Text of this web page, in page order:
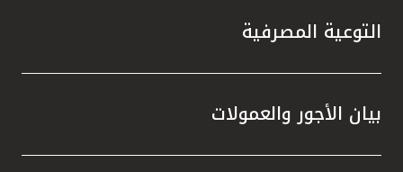
التوعية المصرفية
بيان الأجور والعمولات